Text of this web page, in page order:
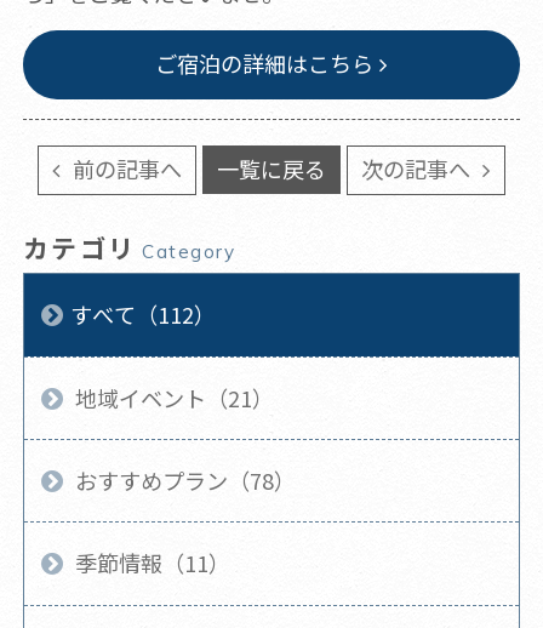
ご宿泊の詳細はこちら
前の記事へ 一覧に戻る 次の記事へ
カテゴリ Category
すべて（112）
地域イベント（21）
おすすめプラン（78）
季節情報（11）